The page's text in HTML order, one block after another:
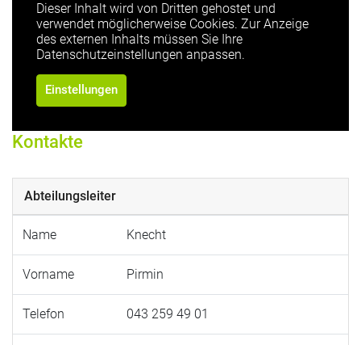
Dieser Inhalt wird von Dritten gehostet und
verwendet möglicherweise Cookies. Zur Anzeige
des externen Inhalts müssen Sie Ihre
Datenschutzeinstellungen anpassen.
Einstellungen
Kontakte
Abteilungsleiter
Name Knecht
Vorname Pirmin
Telefon 043 259 49 01